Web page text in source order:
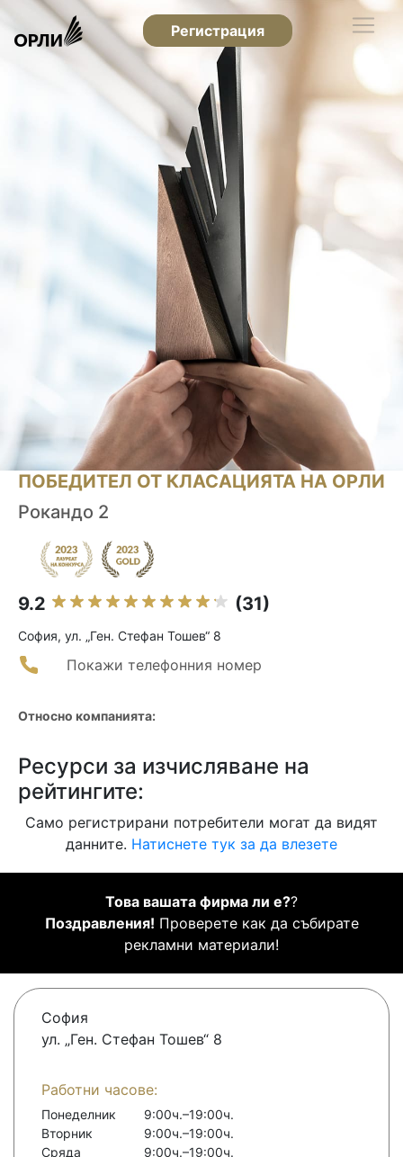
Регистрация
ПОБЕДИТЕЛ ОТ КЛАСАЦИЯТА НА ОРЛИ
Рокандо 2
9.2 (31)
София, ул. „Ген. Стефан Тошев“ 8
Покажи телефонния номер
Относно компанията:
Ресурси за изчисляване на
рейтингите:
Само регистрирани потребители могат да видят
данните. Натиснете тук за да влезете
Това вашата фирма ли е??
Поздравления! Проверете как да събирате
рекламни материали!
София
ул. „Ген. Стефан Тошев“ 8
Работни часове:
Понеделник
9:00ч.–19:00ч.
Вторник
9:00ч.–19:00ч.
Сряда
9:00ч.–19:00ч.